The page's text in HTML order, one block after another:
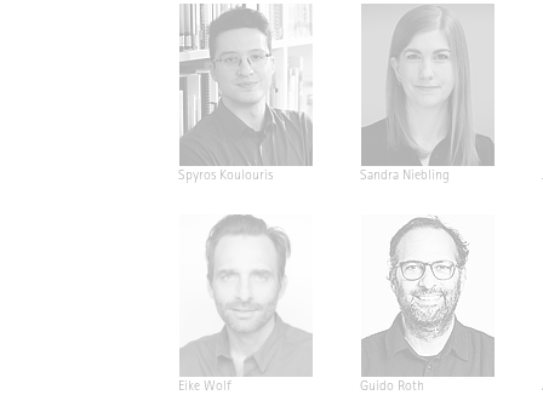
Spyros Koulouris Sandra Niebling
Eike Wolf Guido Roth